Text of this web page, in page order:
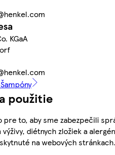
KGaA
použitie
pre to, aby sme zabezpečili
výživy, diétnych zložiek a
na webových stránkach.